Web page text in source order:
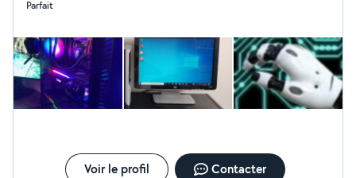
depannagesinformatiques06 ( ajouter arobase point
___________________________________________________ Bonus :
Diagnostic gratuit. si nécessaire.
___________________________________________________
Parfait
Voir le profil Contacter